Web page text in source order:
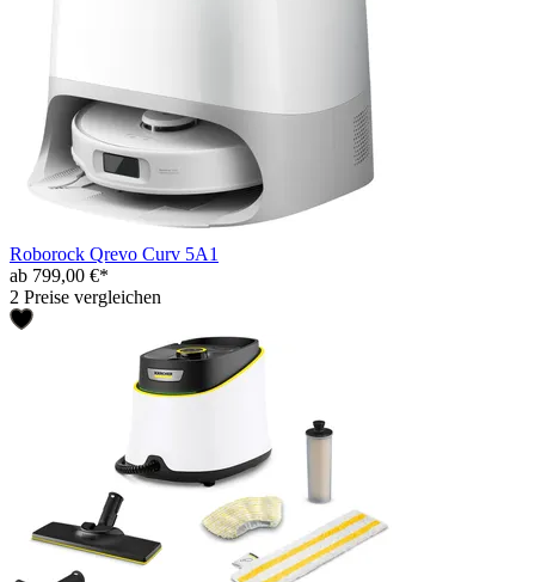
Roborock Qrevo Curv 5A1
ab 799,00 €*
2 Preise vergleichen